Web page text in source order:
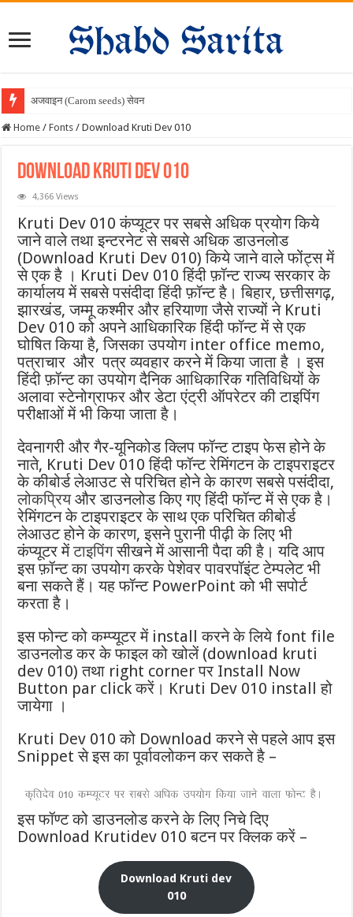
अजवाइन (Carom seeds) सेवन के चमत्
Home / Fonts / Download Kruti Dev 010
Download Kruti Dev 010
4,366 Views
Kruti Dev 010 कंप्यूटर पर सबसे अधिक प्रयोग किये
जाने वाले तथा इन्टरनेट से सबसे अधिक डाउनलोड
(Download Kruti Dev 010) किये जाने वाले फोंट्स में
से एक है । Kruti Dev 010 हिंदी फ़ॉन्ट राज्य सरकार के
कार्यालय में सबसे पसंदीदा हिंदी फ़ॉन्ट है। बिहार, छत्तीसगढ़,
झारखंड, जम्मू कश्मीर और हरियाणा जैसे राज्यों ने Kruti
Dev 010 को अपने आधिकारिक हिंदी फॉन्ट में से एक
घोषित किया है, जिसका उपयोग inter office memo,
पत्राचार और पत्र व्यवहार करने में किया जाता है । इस
हिंदी फ़ॉन्ट का उपयोग दैनिक आधिकारिक गतिविधियों के
अलावा स्टेनोग्राफर और डेटा एंट्री ऑपरेटर की टाइपिंग
परीक्षाओं में भी किया जाता है।
देवनागरी और गैर-यूनिकोड क्लिप फॉन्ट टाइप फेस होने के
नाते, Kruti Dev 010 हिंदी फॉन्ट रेमिंगटन के टाइपराइटर
के कीबोर्ड लेआउट से परिचित होने के कारण सबसे पसंदीदा,
लोकप्रियऔर डाउनलोड किए गए हिंदी फॉन्ट में से एक है।
रेमिंगटन के टाइपराइटर के साथ एक परिचित कीबोर्ड
लेआउट होने के कारण, इसने पुरानी पीढ़ी के लिए भी
कंप्यूटर मेंटाइपिंगसीखने में आसानी पैदा की है। यदि आप
इस फ़ॉन्ट का उपयोग करके पेशेवर पावरपॉइंट टेम्पलेट भी
बना सकते हैं। यह फॉन्ट PowerPoint को भी सपोर्ट
करता है।
इस फोन्ट को कम्प्यूटर में install करने के लिये font file
डाउनलोड कर के फाइल को खोलें (download kruti
dev 010) तथा right corner पर Install Now
Button par click करें। Kruti Dev 010 install हो
जायेगा ।
Kruti Dev 010 को Download करने से पहले आप इस
Snippet से इस का पूर्वावलोकन कर सकते है –
इस फॉण्ट को डाउनलोड करने के लिए निचे दिए
Download Krutidev 010 बटन पर क्लिक करें –
Download Kruti dev
010